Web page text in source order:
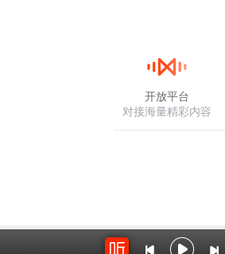
开放平台
对接海量精彩内容